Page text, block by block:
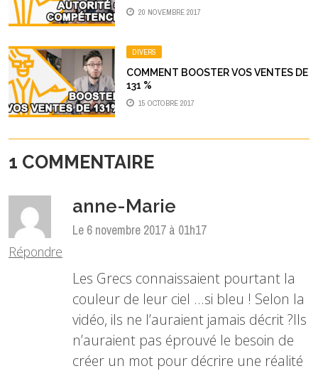
20 NOVEMBRE 2017
DIVERS
COMMENT BOOSTER VOS VENTES DE
131 %
15 OCTOBRE 2017
1 COMMENTAIRE
anne-Marie
Le 6 novembre 2017 à 01h17
Répondre
Les Grecs connaissaient pourtant la
couleur de leur ciel …si bleu ! Selon la
vidéo, ils ne l’auraient jamais décrit ?Ils
n’auraient pas éprouvé le besoin de
créer un mot pour décrire une réalité